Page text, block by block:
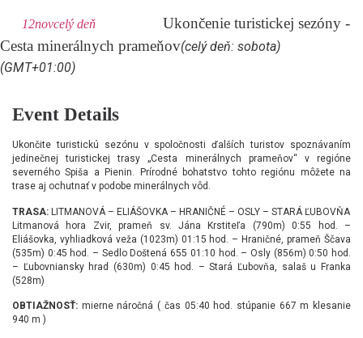
12novcelý deň
Ukončenie turistickej sezóny -
Cesta minerálnych prameňov(celý deň: sobota)
(GMT+01:00)
Event Details
Ukončite turistickú sezónu v spoločnosti ďalších turistov spoznávaním
jedinečnej turistickej trasy „Cesta minerálnych prameňov“ v regióne
severného Spiša a Pienin. Prírodné bohatstvo tohto regiónu môžete na
trase aj ochutnať v podobe minerálnych vôd.
TRASA: LITMANOVÁ – ELIÁŠOVKA – HRANIČNÉ – OSLY – STARÁ ĽUBOVŇA
Litmanová hora Zvir, prameň sv. Jána Krstiteľa (790m) 0:55 hod. –
Eliášovka, vyhliadková veža (1023m) 01:15 hod. – Hraničné, prameň Ščava
(535m) 0:45 hod. – Sedlo Doštená 655 01:10 hod. – Osly (856m) 0:50 hod.
– Ľubovniansky hrad (630m) 0:45 hod. – Stará Ľubovňa, salaš u Franka
(528m)
OBTIAŽNOSŤ: mierne náročná ( čas 05:40 hod. stúpanie 667 m klesanie
940 m )